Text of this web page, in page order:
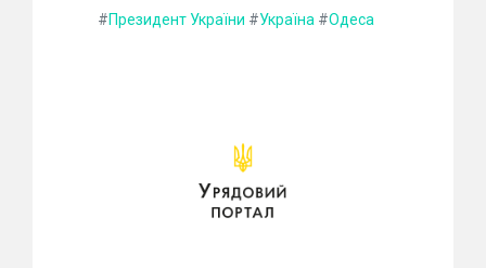
#Президент України #Україна #Одеса